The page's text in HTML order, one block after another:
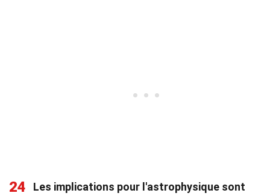
24
Les implications pour l'astrophysique sont